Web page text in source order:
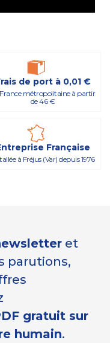
de port à 0,01 €
métropolitaine à partir
de 46 €
Française
à Fréjus (Var) depuis 1976
et
parutions,
gratuit sur
humain.